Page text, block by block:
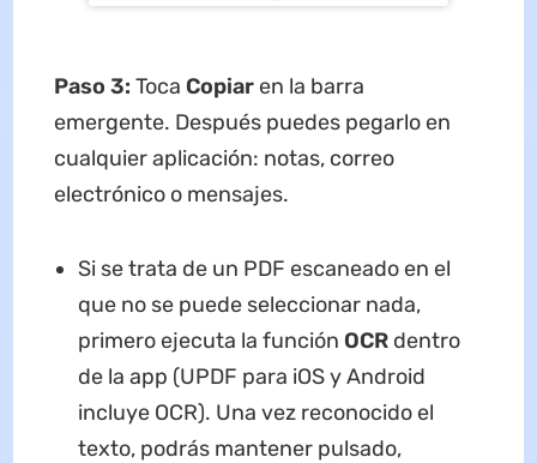
Paso 3: Toca Copiaren la barra
emergente. Después puedes pegarlo en
cualquier aplicación: notas, correo
electrónico o mensajes.
Si se trata de un PDF escaneado en el
que no se puede seleccionar nada,
primero ejecuta la función OCRdentro
de la app (UPDF para iOS y Android
incluye OCR). Una vez reconocido el
texto, podrás mantener pulsado,